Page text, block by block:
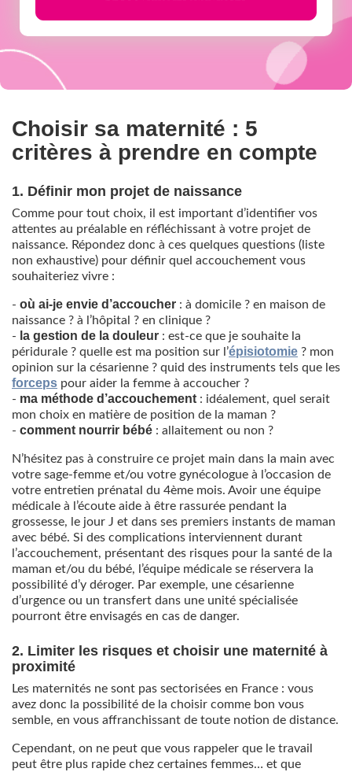
Choisir sa maternité : 5
critères à prendre en compte
1. Définir mon projet de naissance
Comme pour tout choix, il est important d’identifier vos
attentes au préalable en réfléchissant à votre projet de
naissance. Répondez donc à ces quelques questions (liste
non exhaustive) pour définir quel accouchement vous
souhaiteriez vivre :
- où ai-je envie d’accoucher : à domicile ? en maison de
naissance ? à l’hôpital ? en clinique ?
- la gestion de la douleur : est-ce que je souhaite la
péridurale ? quelle est ma position sur l’épisiotomie ? mon
opinion sur la césarienne ? quid des instruments tels que les
forceps pour aider la femme à accoucher ?
- ma méthode d’accouchement : idéalement, quel serait
mon choix en matière de position de la maman ?
- comment nourrir bébé : allaitement ou non ?
N’hésitez pas à construire ce projet main dans la main avec
votre sage-femme et/ou votre gynécologue à l’occasion de
votre entretien prénatal du 4ème mois. Avoir une équipe
médicale à l’écoute aide à être rassurée pendant la
grossesse, le jour J et dans ses premiers instants de maman
avec bébé. Si des complications interviennent durant
l’accouchement, présentant des risques pour la santé de la
maman et/ou du bébé, l’équipe médicale se réservera la
possibilité d’y déroger. Par exemple, une césarienne
d’urgence ou un transfert dans une unité spécialisée
pourront être envisagés en cas de danger.
2. Limiter les risques et choisir une maternité à
proximité
Les maternités ne sont pas sectorisées en France : vous
avez donc la possibilité de la choisir comme bon vous
semble, en vous affranchissant de toute notion de distance.
Cependant, on ne peut que vous rappeler que le travail
peut être plus rapide chez certaines femmes… et que